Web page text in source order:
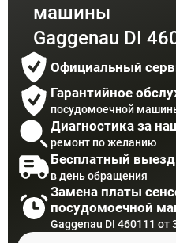
машины
Gaggenau DI
Официальный
Гарантийное
посудомоечной
Диагностика за
ремонт по желанию
Бесплатный выезд
в день обращения
Замена платы
посудомоечной
Gaggenau DI 460111 от